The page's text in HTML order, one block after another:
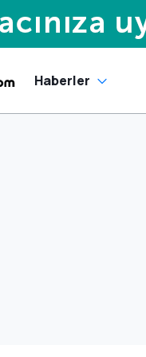
Haberler